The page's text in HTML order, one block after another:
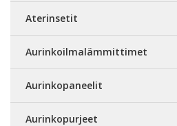
Aterinsetit
Aurinkoilmalämmittimet
Aurinkopaneelit
Aurinkopurjeet